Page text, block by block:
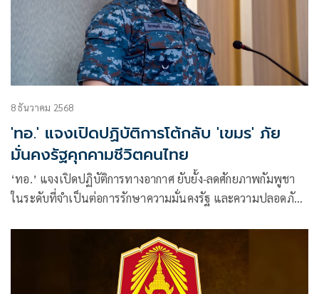
8 ธันวาคม 2568
'ทอ.' แจงเปิดปฏิบัติการโต้กลับ 'เขมร' ภัย
มั่นคงรัฐคุกคามชีวิตคนไทย
‘ทอ.’ แจงเปิดปฏิบัติการทางอากาศ ยับยั้ง-ลดศักยภาพกัมพูชา
ในระดับที่จำเป็นต่อการรักษาความมั่นคงรัฐ และความปลอดภัย